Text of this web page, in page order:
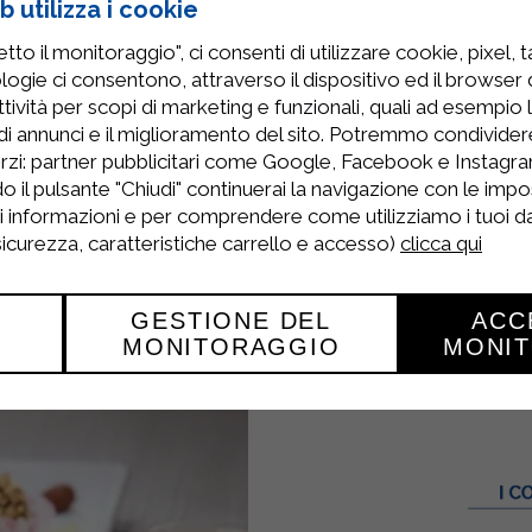
un pizzico di cannella e mescolare.
velocemente con le mani, metterla tra
di circa 1 centimetro.
crostate ben imburrata e bucherellatela in
e livellare la superficie.
preriscaldato a 180° per 40 minuti.
utilizza i cookie
il monitoraggio", ci consenti di utilizzare cookie, pixel,
ci consentono, attraverso il dispositivo ed il browser
per scopi di marketing e funzionali, quali ad esempio
annunci e il miglioramento del sito. Potremmo
partner pubblicitari come Google, Facebook e
il pulsante "Chiudi" continuerai la navigazione con le
informazioni e per comprendere come utilizziamo i tuoi
caratteristiche carrello e accesso) clicca qui
GESTIONE DEL
MONITORAGGIO